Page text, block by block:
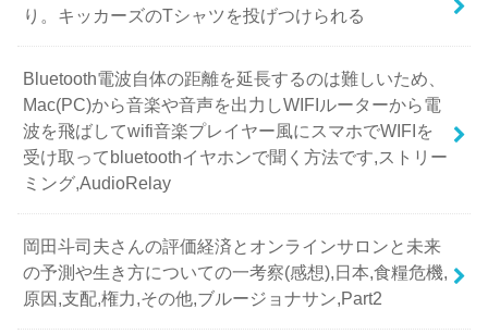
り。キッカーズのTシャツを投げつけられる
Bluetooth電波自体の距離を延長するのは難しいため、
Mac(PC)から音楽や音声を出力しWIFIルーターから電
波を飛ばしてwifi音楽プレイヤー風にスマホでWIFIを
受け取ってbluetoothイヤホンで聞く方法です,ストリー
ミング,AudioRelay
岡田斗司夫さんの評価経済とオンラインサロンと未来
の予測や生き方についての一考察(感想),日本,食糧危機,
原因,支配,権力,その他,ブルージョナサン,Part2